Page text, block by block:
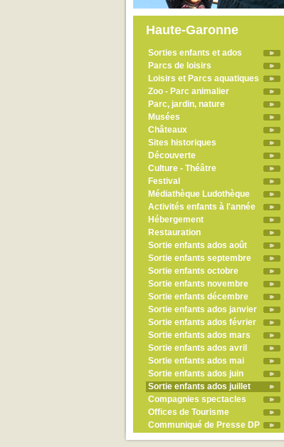
Haute-Garonne
Sorties enfants et ados
Parcs de loisirs
Loisirs et Parcs aquatiques
Zoo - Parc animalier
Parc, jardin, nature
Musées
Châteaux
Sites historiques
Découverte
Culture - Théâtre
Festival
Médiathèque Ludothèque
Activités enfants à l'année
Hébergement
Restauration
Sortie enfants ados août
Sortie enfants septembre
Sortie enfants octobre
Sortie enfants novembre
Sortie enfants décembre
Sortie enfants ados janvier
Sortie enfants ados février
Sortie enfants ados mars
Sortie enfants ados avril
Sortie enfants ados mai
Sortie enfants ados juin
Sortie enfants ados juillet
Compagnies spectacles
Offices de Tourisme
Communiqué de Presse DP